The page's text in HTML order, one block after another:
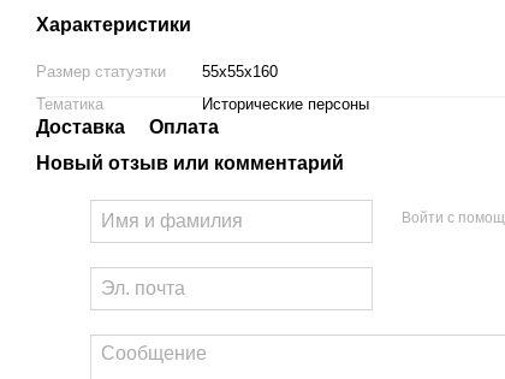
Характеристики
Размер статуэтки
55х55х160
Тематика
Исторические персоны
Доставка
Оплата
Новый отзыв или комментарий
Войти с